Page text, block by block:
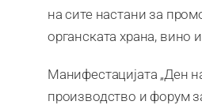
на сите настани за
органската храна, вино
Манифестацијата „Ден
производство и форум